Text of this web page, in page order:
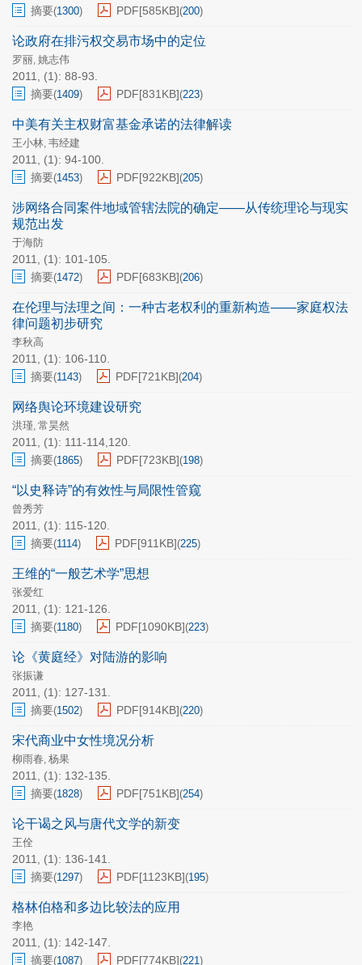
摘要(1300) PDF[585KB](200)
论政府在排污权交易市场中的定位
罗丽, 姚志伟
2011, (1): 88-93.
摘要(1409) PDF[831KB](223)
中美有关主权财富基金承诺的法律解读
王小林, 韦经建
2011, (1): 94-100.
摘要(1453) PDF[922KB](205)
涉网络合同案件地域管辖法院的确定——从传统理论与现实
规范出发
于海防
2011, (1): 101-105.
摘要(1472) PDF[683KB](206)
在伦理与法理之间：一种古老权利的重新构造——家庭权法
律问题初步研究
李秋高
2011, (1): 106-110.
摘要(1143) PDF[721KB](204)
网络舆论环境建设研究
洪瑾, 常昊然
2011, (1): 111-114,120.
摘要(1865) PDF[723KB](198)
“以史释诗”的有效性与局限性管窥
曾秀芳
2011, (1): 115-120.
摘要(1114) PDF[911KB](225)
王维的“一般艺术学”思想
张爱红
2011, (1): 121-126.
摘要(1180) PDF[1090KB](223)
论《黄庭经》对陆游的影响
张振谦
2011, (1): 127-131.
摘要(1502) PDF[914KB](220)
宋代商业中女性境况分析
柳雨春, 杨果
2011, (1): 132-135.
摘要(1828) PDF[751KB](254)
论干谒之风与唐代文学的新变
王佺
2011, (1): 136-141.
摘要(1297) PDF[1123KB](195)
格林伯格和多边比较法的应用
李艳
2011, (1): 142-147.
摘要(1087) PDF[774KB](221)